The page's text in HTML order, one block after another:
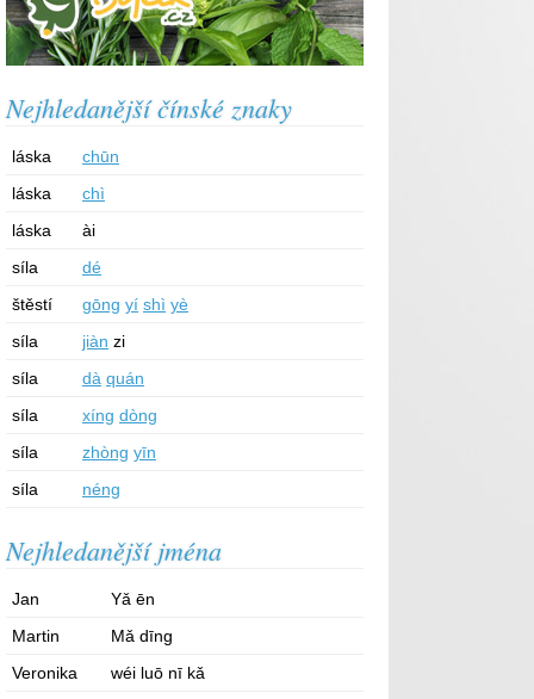
Nejhledanější čínské znaky
láska
chūn
láska
chì
láska
ài
síla
dé
štěstí
gōng yí shì yè
síla
jiàn zi
síla
dà quán
síla
xíng dòng
síla
zhòng yīn
síla
néng
Nejhledanější jména
Jan
Yǎ ēn
Martin
Mǎ dīng
Veronika
wéi luō nī kǎ